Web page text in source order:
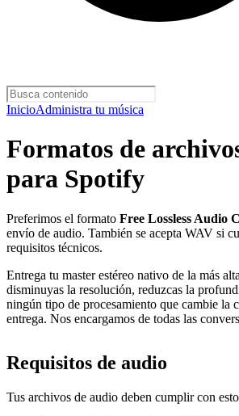
InicioAdministra tu música
Formatos de
para Spotify
Preferimos el formato Free Lossless Audio
envío de audio. También se acepta WAV si
requisitos técnicos.
Entrega tu master estéreo nativo de la más
disminuyas la resolución, reduzcas la
ningún tipo de procesamiento que cambie la
entrega. Nos encargamos de todas las
Requisitos de audio
Tus archivos de audio deben cumplir con